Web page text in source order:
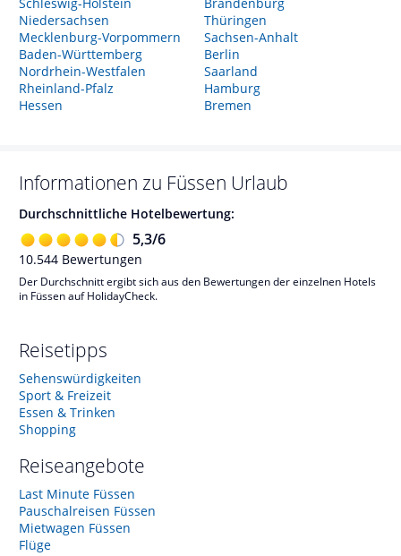
Niedersachsen
Mecklenburg-Vorpommern
Baden-Württemberg
Nordrhein-Westfalen
Rheinland-Pfalz
Hessen
Thüringen
Sachsen-Anhalt
Berlin
Saarland
Hamburg
Bremen
Informationen zu Füssen Urlaub
Durchschnittliche Hotelbewertung:
5,3/6
10.544 Bewertungen
Der Durchschnitt ergibt sich aus den Bewertungen der einzelnen Hotels
in Füssen auf HolidayCheck.
Reisetipps
Sehenswürdigkeiten
Sport & Freizeit
Essen & Trinken
Shopping
Reiseangebote
Last Minute Füssen
Pauschalreisen Füssen
Mietwagen Füssen
Flüge